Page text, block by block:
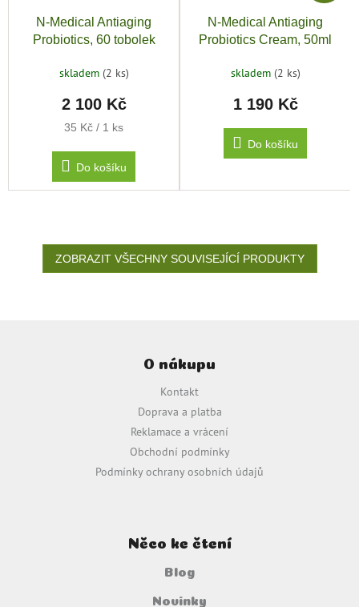
N-Medical Antiaging
Probiotics, 60 tobolek
skladem (2 ks)
2 100 Kč
Měrná
35 Kč / 1 ks
Do košíku
N-Medical Antiaging
Probiotics Cream, 50ml
skladem (2 ks)
1 190 Kč
Do košíku
ZOBRAZIT VŠECHNY SOUVISEJÍCÍ PRODUKTY
O nákupu
Kontakt
Doprava a platba
Reklamace a vrácení
Obchodní podmínky
Podmínky ochrany osobních údajů
Něco ke čtení
Blog
Novinky